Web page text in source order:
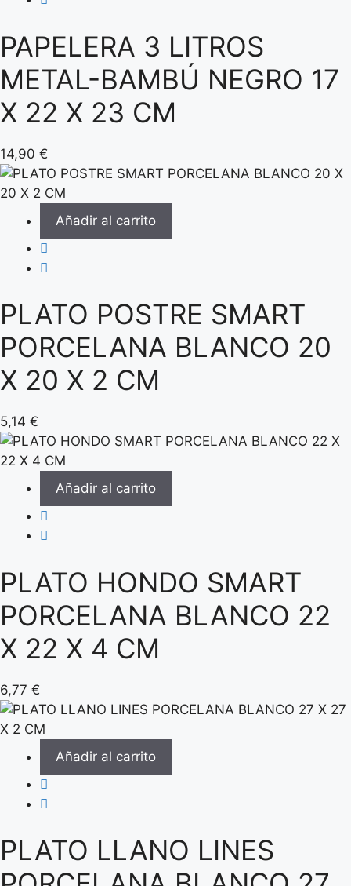
PAPELERA 3 LITROS
METAL-BAMBÚ NEGRO 17
X 22 X 23 CM
14,90 €
Añadir al carrito
PLATO POSTRE SMART
PORCELANA BLANCO 20
X 20 X 2 CM
5,14 €
Añadir al carrito
PLATO HONDO SMART
PORCELANA BLANCO 22
X 22 X 4 CM
6,77 €
Añadir al carrito
PLATO LLANO LINES